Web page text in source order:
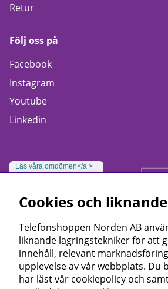
Retur
Följ oss på
Facebook
Instagram
Youtube
Linkedin
Läs våra omdömen</a >
Cookies och
Telefonshoppen Norden AB
liknande lagringstekniker för att
innehåll, relevant
upplevelse av vår webbplats. Du
har läst vår cookiepolicy och